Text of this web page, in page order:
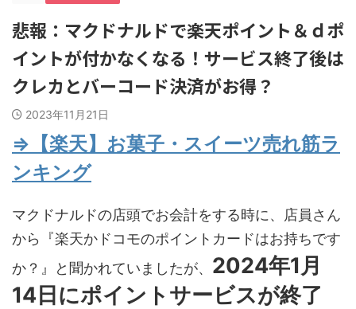
悲報：マクドナルドで楽天ポイント＆ｄポ
イントが付かなくなる！サービス終了後は
クレカとバーコード決済がお得？
2023年11月21日
⇒【楽天】お菓子・スイーツ売れ筋ラ
ンキング
マクドナルドの店頭でお会計をする時に、店員さん
から『楽天かドコモのポイントカードはお持ちです
か？』と聞かれていましたが、 2024年1月
14日にポイントサービスが終了